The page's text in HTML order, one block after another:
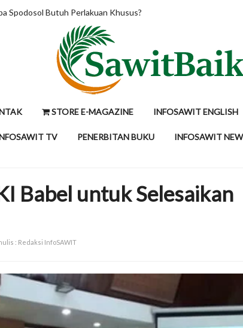
HLIB Tahan Proyeksi CPO di RM4.200 per Ton,
STORE E-MAGAZINE INFOSAWIT ENGLISH
TV PENERBITAN BUKU INFOSAWIT
Babel untuk Selesaikan
: Redaksi InfoSAWIT